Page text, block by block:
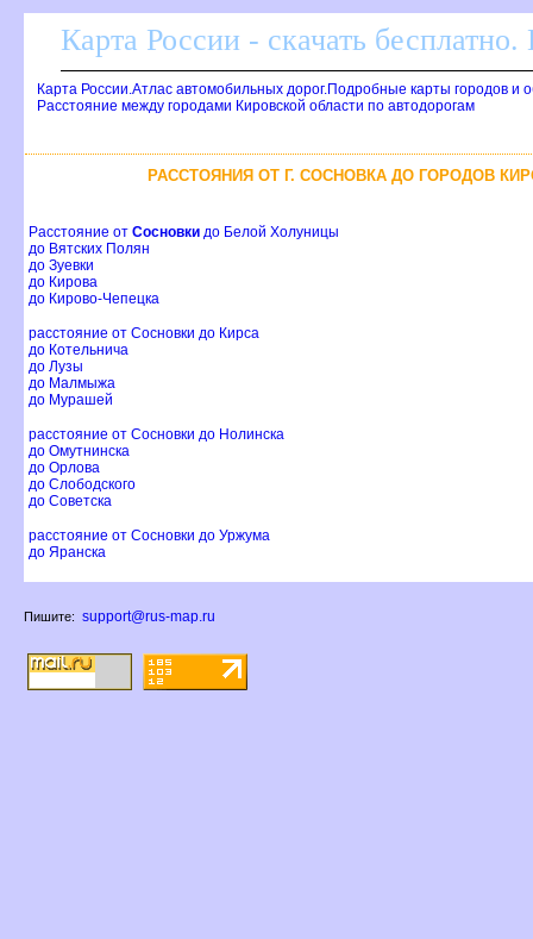
Карта России - скачать
Карта России.Атлас автомобильных дорог.Подробные карты городов и
Расстояние между городами Кировской области по автодорогам
РАССТОЯНИЯ ОТ Г. СОСНОВКА ДО ГОРОДОВ
Расстояние от Сосновки до Белой Холуницы
до Вятских Полян
до Зуевки
до Кирова
до Кирово-Чепецка
расстояние от Сосновки до Кирса
до Котельнича
до Лузы
до Малмыжа
до Мурашей
расстояние от Сосновки до Нолинска
до Омутнинска
до Орлова
до Слободского
до Советска
расстояние от Сосновки до Уржума
до Яранска
Пишите: support@rus-map.ru